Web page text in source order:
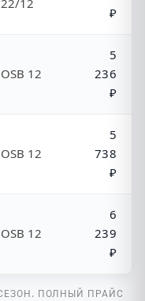
22/12
₽
OSB 12
5
236
₽
OSB 12
5
738
₽
OSB 12
6
239
₽
ПОЛНЫЙ ПРАЙС